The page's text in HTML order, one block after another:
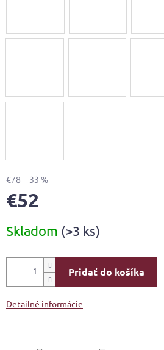
€78 –33 %
€52
cena:
Skladom (>3 ks)
Pridať do košíka
Detailné informácie